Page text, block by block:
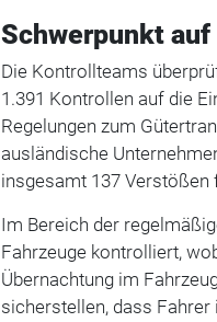
Schwerpunkt
Die Kontrollteams
1.391 Kontrollen auf die
Regelungen zum
ausländische
insgesamt 137 Verstößen
Im Bereich der
Fahrzeuge kontrolliert,
Übernachtung im
sicherstellen, dass Fahrer